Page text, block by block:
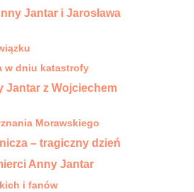
Jantar i Jarosława
w dniu katastrofy
Jantar z Wojciechem
Morawskiego
– tragiczny dzień
Anny Jantar
i fanów